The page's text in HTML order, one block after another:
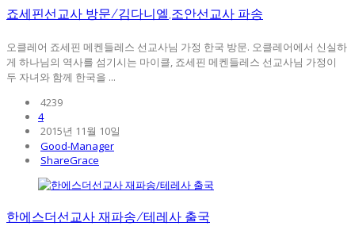
죠세핀선교사 방문/김다니엘,조안선교사 파송
오클레어 죠세핀 메켄들레스 선교사님 가정 한국 방문. 오클레어에서 신실하
게 하나님의 역사를 섬기시는 마이클, 죠세핀 메켄들레스 선교사님 가정이
두 자녀와 함께 한국을 ...
4239
4
2015년 11월 10일
Good-Manager
ShareGrace
한에스더선교사 재파송/테레사 출국